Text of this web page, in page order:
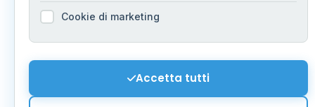
Cookie di marketing
Accetta tutti